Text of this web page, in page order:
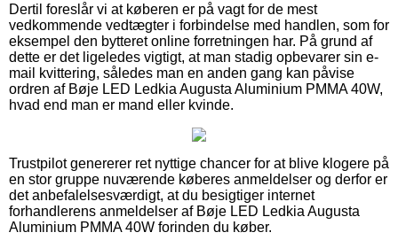
Dertil foreslår vi at køberen er på vagt for de mest
vedkommende vedtægter i forbindelse med handlen, som for
eksempel den bytteret online forretningen har. På grund af
dette er det ligeledes vigtigt, at man stadig opbevarer sin e-
mail kvittering, således man en anden gang kan påvise
ordren af Bøje LED Ledkia Augusta Aluminium PMMA 40W,
hvad end man er mand eller kvinde.
Trustpilot genererer ret nyttige chancer for at blive klogere på
en stor gruppe nuværende køberes anmeldelser og derfor er
det anbefalelsesværdigt, at du besigtiger internet
forhandlerens anmeldelser af Bøje LED Ledkia Augusta
Aluminium PMMA 40W forinden du køber.